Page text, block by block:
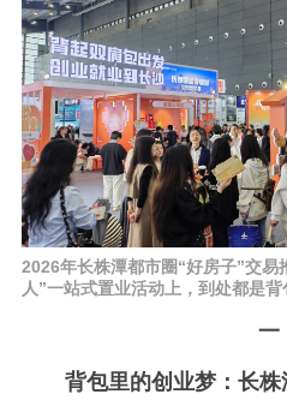
2026年长株潭都市圈“好房子”交易
人”一站式置业活动上，到处都是
一
背包里的创业梦：长株